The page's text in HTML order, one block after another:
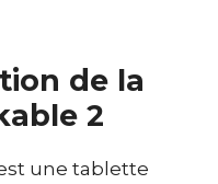
de la
2
une tablette